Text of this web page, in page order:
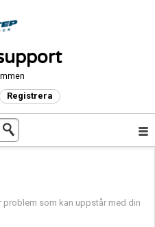
Registrera
problem som kan uppstår med din